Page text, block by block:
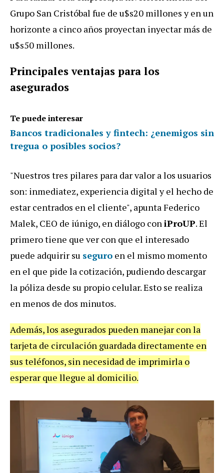
Grupo San Cristóbal fue de u$s20 millones y en un
horizonte a cinco años proyectan inyectar más de
u$s50 millones.
Principales ventajas para los
asegurados
Te puede interesar
Bancos tradicionales y fintech: ¿enemigos sin
tregua o posibles socios?
"Nuestros tres pilares para dar valor a los usuarios
son: inmediatez, experiencia digital y el hecho de
estar centrados en el cliente", apunta Federico
Malek, CEO de iúnigo, en diálogo coniProUP. El
primero tiene que ver con que el interesado
puede adquirir su seguro en el mismo momento
en el que pide la cotización, pudiendo descargar
la póliza desde su propio celular. Esto se realiza
en menos de dos minutos.
Además, los asegurados pueden manejar con la
tarjeta de circulación guardada directamente en
sus teléfonos, sin necesidad de imprimirla o
esperar que llegue al domicilio.